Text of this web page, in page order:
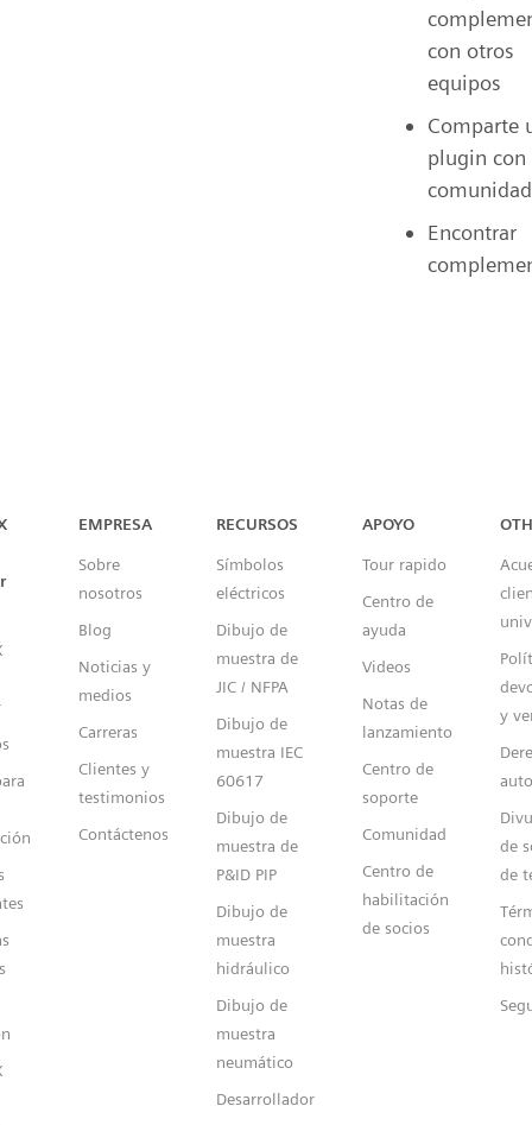
con otros
equipos
Comparte
plugin con
Encontrar
Capital™ X Panel Designer
EMPRESA
Sobre
nosotros
Blog
Noticias y
medios
Carreras
Clientes y
testimonios
Contáctenos
RECURSOS
Símbolos
eléctricos
Dibujo de
muestra de
JIC / NFPA
Dibujo de
muestra IEC
60617
Dibujo de
muestra de
P&ID PIP
Dibujo de
muestra
hidráulico
Dibujo de
muestra
neumático
Desarrollador
APOYO
Tour rapido
Centro de
ayuda
Videos
Notas de
lanzamiento
Centro de
soporte
Comunidad
Centro de
habilitación
de socios
y
de
de